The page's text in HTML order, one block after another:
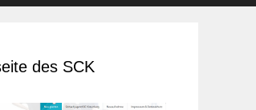
des SCK